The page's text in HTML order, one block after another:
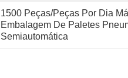
1500 Peças/peças Por Dia
Embalagem De Paletes
Semiautomática